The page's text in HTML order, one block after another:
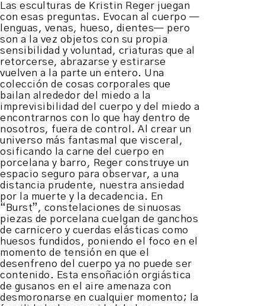
Las esculturas de Kristin Reger juegan
con esas preguntas. Evocan al cuerpo —
lenguas, venas, hueso, dientes— pero
son a la vez objetos con su propia
sensibilidad y voluntad, criaturas que al
retorcerse, abrazarse y estirarse
vuelven a la parte un entero. Una
colección de cosas corporales que
bailan alrededor del miedo a la
imprevisibilidad del cuerpo y del miedo a
encontrarnos con lo que hay dentro de
nosotros, fuera de control. Al crear un
universo más fantasmal que visceral,
osificando la carne del cuerpo en
porcelana y barro, Reger construye un
espacio seguro para observar, a una
distancia prudente, nuestra ansiedad
por la muerte y la decadencia. En
“Burst”, constelaciones de sinuosas
piezas de porcelana cuelgan de ganchos
de carnicero y cuerdas elásticas como
huesos fundidos, poniendo el foco en el
momento de tensión en que el
desenfreno del cuerpo ya no puede ser
contenido. Esta ensoñación orgiástica
de gusanos en el aire amenaza con
desmoronarse en cualquier momento; la